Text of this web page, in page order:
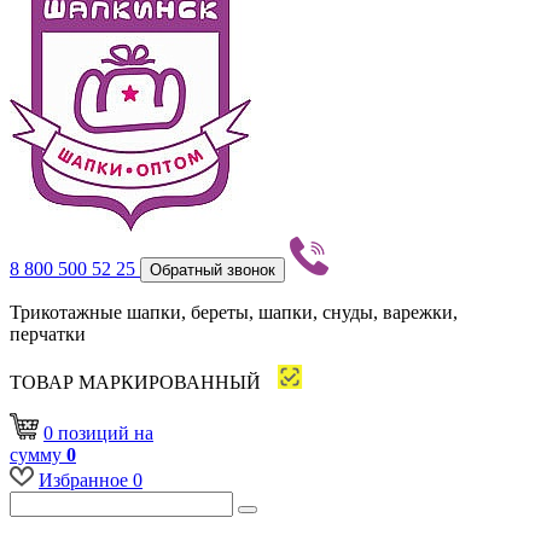
8 800 500 52 25 Обратный звонок
Трикотажные шапки, береты, шапки, снуды, варежки,
перчатки
ТОВАР МАРКИРОВАННЫЙ
0 позиций на
сумму 0
Избранное 0